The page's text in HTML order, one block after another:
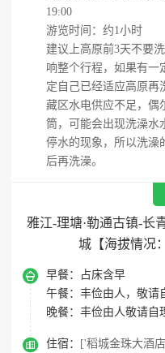
19:00
游览时间：约1小时
建议上高原前3天不要
响整个行程，如果有一
定自己已经适应高原再
藏区水电供应不足，偶
筒，可能会出现洗澡水
停水的现象，所以洗澡
后再洗澡。
雅江-理塘·勒通古镇-长
城【海拔情况
 早餐：
占床含早
午餐： 丰俭由人，敬请
晚餐： 丰俭由人敬请自
 住宿：
['稻城金珠大酒